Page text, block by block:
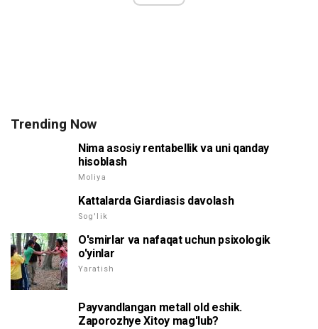
Trending Now
Nima asosiy rentabellik va uni qanday
hisoblash
Moliya
Kattalarda Giardiasis davolash
Sog'lik
O'smirlar va nafaqat uchun psixologik
o'yinlar
Yaratish
Payvandlangan metall old eshik.
Zaporozhye Xitoy mag'lub?